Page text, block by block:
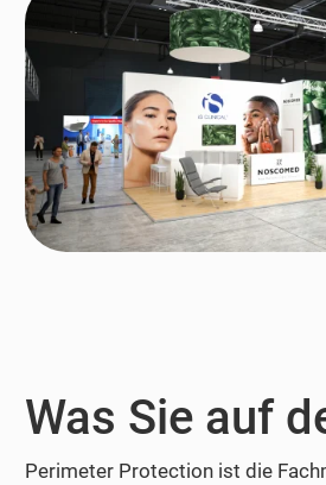
Was Sie auf
Perimeter Protection ist die